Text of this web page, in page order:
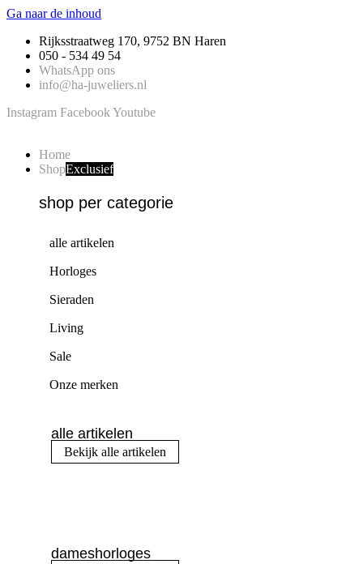
Ga naar de inhoud
Rijksstraatweg 170, 9752 BN Haren
050 - 534 49 54
WhatsApp ons
info@ha-juweliers.nl
Instagram Facebook Youtube
Home
ShopExclusief
shop per categorie
alle artikelen
Horloges
Sieraden
Living
Sale
Onze merken
alle artikelen
Bekijk alle artikelen
dameshorloges